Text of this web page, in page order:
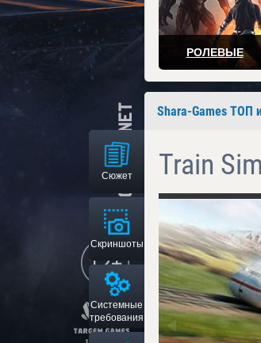
РОЛЕВЫЕ
Shara-Games ТОП
Сюжет
Скриншоты
Системные
требования
Train